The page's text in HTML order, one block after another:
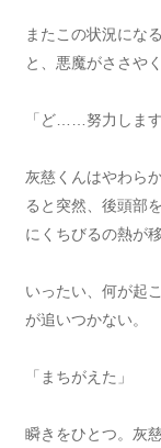
またこの状況にな
と、悪魔がささや
「ど……努力します
灰慈くんはやわら
ると突然、後頭部
にくちびるの熱が移
いったい、何が起
が追いつかない。
「まちがえた」
瞬きをひとつ。灰